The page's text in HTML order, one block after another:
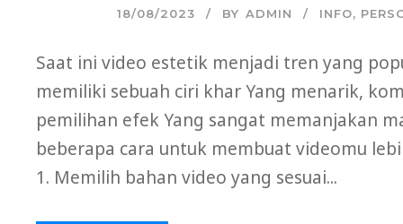
18/08/2023 BY ADMIN INFO,
Saat ini video estetik menjadi tren yang
memiliki sebuah ciri khar Yang menarik,
pemilihan efek Yang sangat memanjakan
beberapa cara untuk membuat videomu
1. Memilih bahan video yang sesuai...